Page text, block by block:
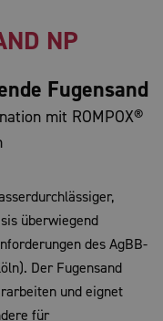
NP
Fugensand
mit ROMPOX®
überwiegend
des AgBB-
Der Fugensand
und eignet
für